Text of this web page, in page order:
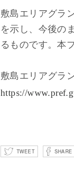
敷島エリアグラ
を示し、今後の
るものです。本
敷島エリアグラ
https://
TWEET SHARE